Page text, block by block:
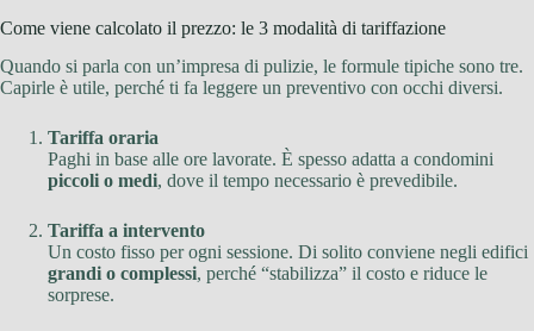
Come viene calcolato il prezzo: le 3 modalità di tariffazione
Quando si parla con un’impresa di pulizie, le formule tipiche sono tre.
Capirle è utile, perché ti fa leggere un preventivo con occhi diversi.
Tariffa oraria
Paghi in base alle ore lavorate. È spesso adatta a condomini
piccoli o medi, dove il tempo necessario è prevedibile.
Tariffa a intervento
Un costo fisso per ogni sessione. Di solito conviene negli edifici
grandi o complessi, perché “stabilizza” il costo e riduce le
sorprese.